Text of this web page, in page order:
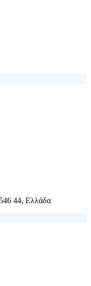
44, Ελλάδα